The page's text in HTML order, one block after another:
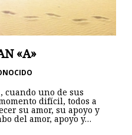
«A»
uno de sus
difícil, todos a
su amor, su apoyo y
del amor, apoyo y…